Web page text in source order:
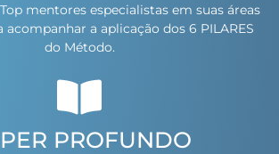
mentores especialistas em suas áreas
acompanhar a aplicação dos 6 PILARES
do Método.
PROFUNDO